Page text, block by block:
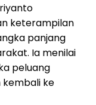
keterampilan
panjang
Ia menilai
peluang
ke